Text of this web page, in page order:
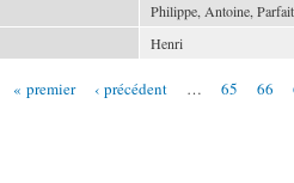
Philippe, Antoine, Parfait
Henri
« premier ‹ précédent … 65 66